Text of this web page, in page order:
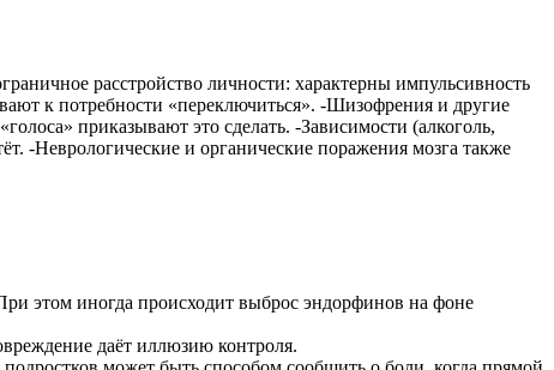
расстройство личности: характерны импульсивность
к потребности «переключиться». -Шизофрения и другие
приказывают это сделать. -Зависимости (алкоголь,
-Неврологические и органические поражения мозга также
этом иногда происходит выброс эндорфинов на фоне
даёт иллюзию контроля.